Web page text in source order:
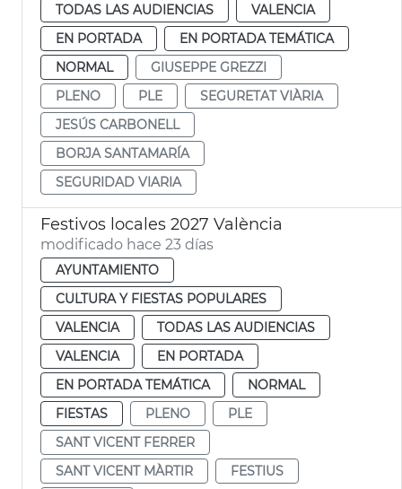
TODAS LAS AUDIENCIAS
VALENCIA
EN PORTADA
EN PORTADA TEMÁTICA
NORMAL
GIUSEPPE GREZZI
PLENO
PLE
SEGURETAT VIÀRIA
JESÚS CARBONELL
BORJA SANTAMARÍA
SEGURIDAD VIARIA
Festivos locales 2027 València
modificado hace 23 días
AYUNTAMIENTO
CULTURA Y FIESTAS POPULARES
VALENCIA
TODAS LAS AUDIENCIAS
VALENCIA
EN PORTADA
EN PORTADA TEMÁTICA
NORMAL
FIESTAS
PLENO
PLE
SANT VICENT FERRER
SANT VICENT MÀRTIR
FESTIUS